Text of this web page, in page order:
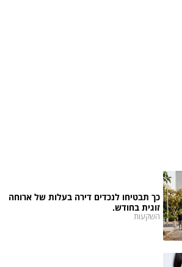
כך תבטיחו לנכדים דירה בעלות של ארוחה
זוגית בחודש.
השקעות